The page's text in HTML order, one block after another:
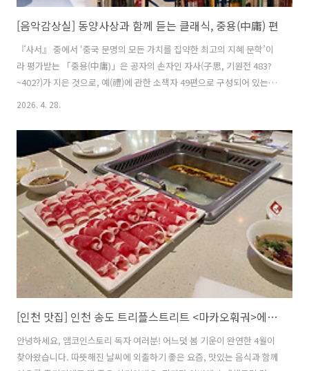
[음악감상실] 동양사상과 함께 듣는 클래식, 중용(中庸) 편
『사서』 중에서 ‘중국 문명의 모든 가치를 집약한 최고의 지혜 문학’이
라 평가받는 「중용(中庸)」은 공자의 손자인 자사(子思, 기원전 483?
~402?)가 지은 것으로, 예(禮)에 관한 소책자 49편으로 구성되어 있는 예
기(禮記) 중 한 부분입니다. 총 33장으로 구성된 「중용」의 제1장은 자
시작하는 공자 말씀 모음입니다. 인간의 본성에 관한 이야기가 「중용」
의 주된 이야기라고 알려져 있지만, 「중용」은 방대한 서사를 담고 있
기 때문에 인간의 본성이 주제라고 하기는 어렵다고 합니다.모차르트 피
아노와 바이올린 소나타, K304 Mozart: Violin Sonata in E Minor, K.
304 2nd Mov.영상출처 : youtu..
2026. 4. 28.
[인천 맛집] 인천 송도 트리플스트리트 <마카오훠궈>에서 훠궈의 진하고 깊은 맛을 즐겨보세요!
안녕하세요, 앰코인스토리 독자 여러분! 어느덧 봄 기운이 완연한 4월이
찾아왔습니다. 따뜻해진 날씨에 외출하기 좋은 요즘, 맛있는 음식과 함께